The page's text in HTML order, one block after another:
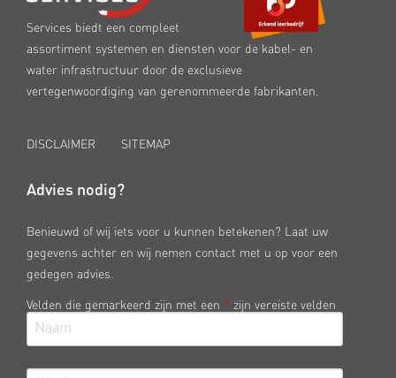
Services biedt een compleet
assortiment systemen en diensten voor de kabel- en
water infrastructuur door de exclusieve
vertegenwoordiging van gerenommeerde fabrikanten.
DISCLAIMER SITEMAP
Advies nodig?
Benieuwd of wij iets voor u kunnen betekenen? Laat uw
gegevens achter en wij nemen contact met u op voor een
gedegen advies.
Velden die gemarkeerd zijn met een * zijn vereiste velden